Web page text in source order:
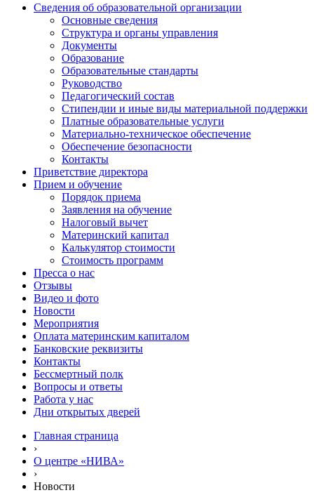
Сведения об образовательной организации
Основные сведения
Структура и органы управления
Документы
Образование
Образовательные стандарты
Руководство
Педагогический состав
Стипендии и иные виды материальной поддержки
Платные образовательные услуги
Материально-техническое обеспечение
Обеспечение безопасности
Контакты
Приветствие директора
Прием и обучение
Порядок приема
Заявления на обучение
Налоговый вычет
Материнский капитал
Калькулятор стоимости
Стоимость программ
Пресса о нас
Отзывы
Видео и фото
Новости
Мероприятия
Оплата материнским капиталом
Банковские реквизиты
Контакты
Бессмертный полк
Вопросы и ответы
Работа у нас
Дни открытых дверей
Главная страница
›
О центре «НИВА»
›
Новости